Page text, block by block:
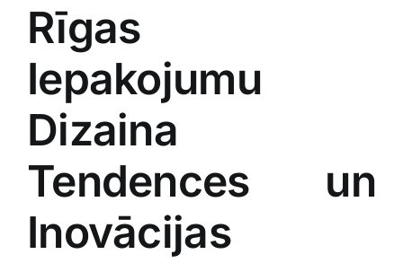
Rīgas
Iepakojumu
Dizaina
Tendences un
Inovācijas